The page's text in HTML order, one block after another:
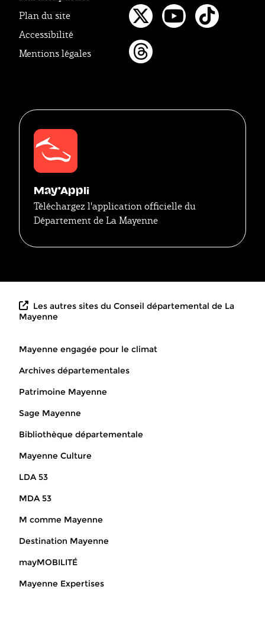
Plan du site
Accessibilité
Mentions légales
Twitter
May'Appli
Téléchargez l'application officielle du
Département de La Mayenne
Les autres sites du Conseil départemental de La
Mayenne
Mayenne engagée pour le climat
Archives départementales
Patrimoine Mayenne
Sage Mayenne
Bibliothèque départementale
Mayenne Culture
LDA 53
MDA 53
M comme Mayenne
Destination Mayenne
mayMOBILITÉ
Mayenne Expertises